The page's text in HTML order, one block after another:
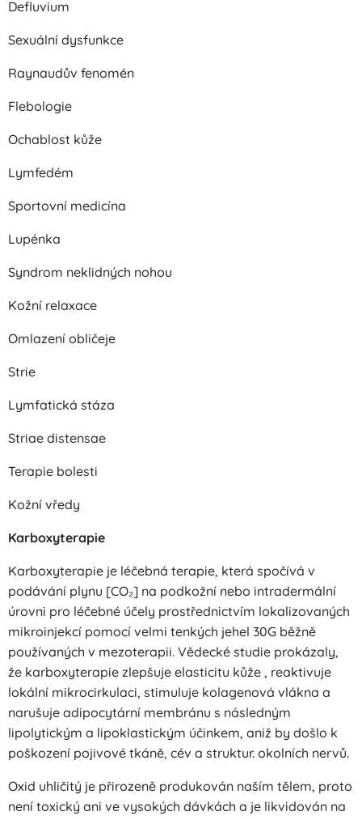
Defluvium
Sexuální dysfunkce
Raynaudův fenomén
Flebologie
Ochablost kůže
Lymfedém
Sportovní medicína
Lupénka
Syndrom neklidných nohou
Kožní relaxace
Omlazení obličeje
Strie
Lymfatická stáza
Striae distensae
Terapie bolesti
Kožní vředy
Karboxyterapie
Karboxyterapie je léčebná terapie, která spočívá v
podávání plynu [CO₂] na podkožní nebo intradermální
úrovni pro léčebné účely prostřednictvím lokalizovaných
mikroinjekcí pomocí velmi tenkých jehel 30G běžně
používaných v mezoterapii. Vědecké studie prokázaly,
že karboxyterapie zlepšuje elasticitu kůže , reaktivuje
lokální mikrocirkulaci, stimuluje kolagenová vlákna a
narušuje adipocytární membránu s následným
lipolytickým a lipoklastickým účinkem, aniž by došlo k
poškození pojivové tkáně, cév a struktur. okolních nervů.
Oxid uhličitý je přirozeně produkován naším tělem, proto
není toxický ani ve vysokých dávkách a je likvidován na